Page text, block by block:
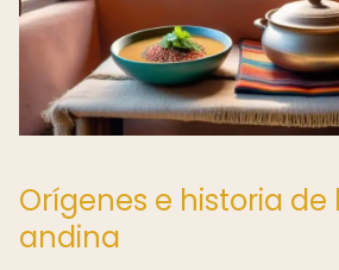
Orígenes e historia
andina